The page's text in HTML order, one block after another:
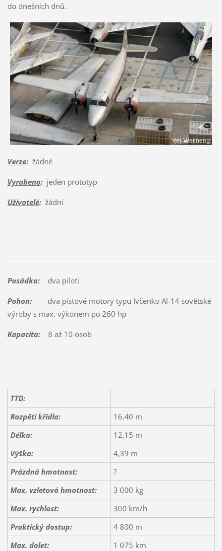
do dnešních dnů.
Verze:žádné
Vyrobeno:jeden prototyp
Uživatelé:žádní
Posádka:dva piloti
Pohon:dva pístové motory typu Ivčenko Al-14 sovětské
výroby s max. výkonem po 260 hp
Kapacita:8 až 10 osob
TTD:
Rozpětí křídla:
16,40 m
Délka:
12,15 m
Výška:
4,39 m
Prázdná hmotnost:
?
Max. vzletová hmotnost:
3 000 kg
Max. rychlost:
300 km/h
Praktický dostup:
4 800 m
Max. dolet:
1 075 km